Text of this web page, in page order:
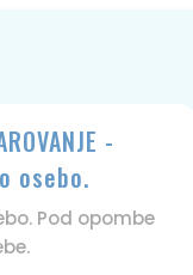
-
osebo.
Pod opombe